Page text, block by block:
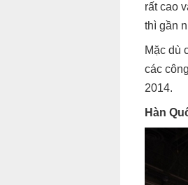
rất cao
thì gần
Mặc dù
các
2014.
Hàn